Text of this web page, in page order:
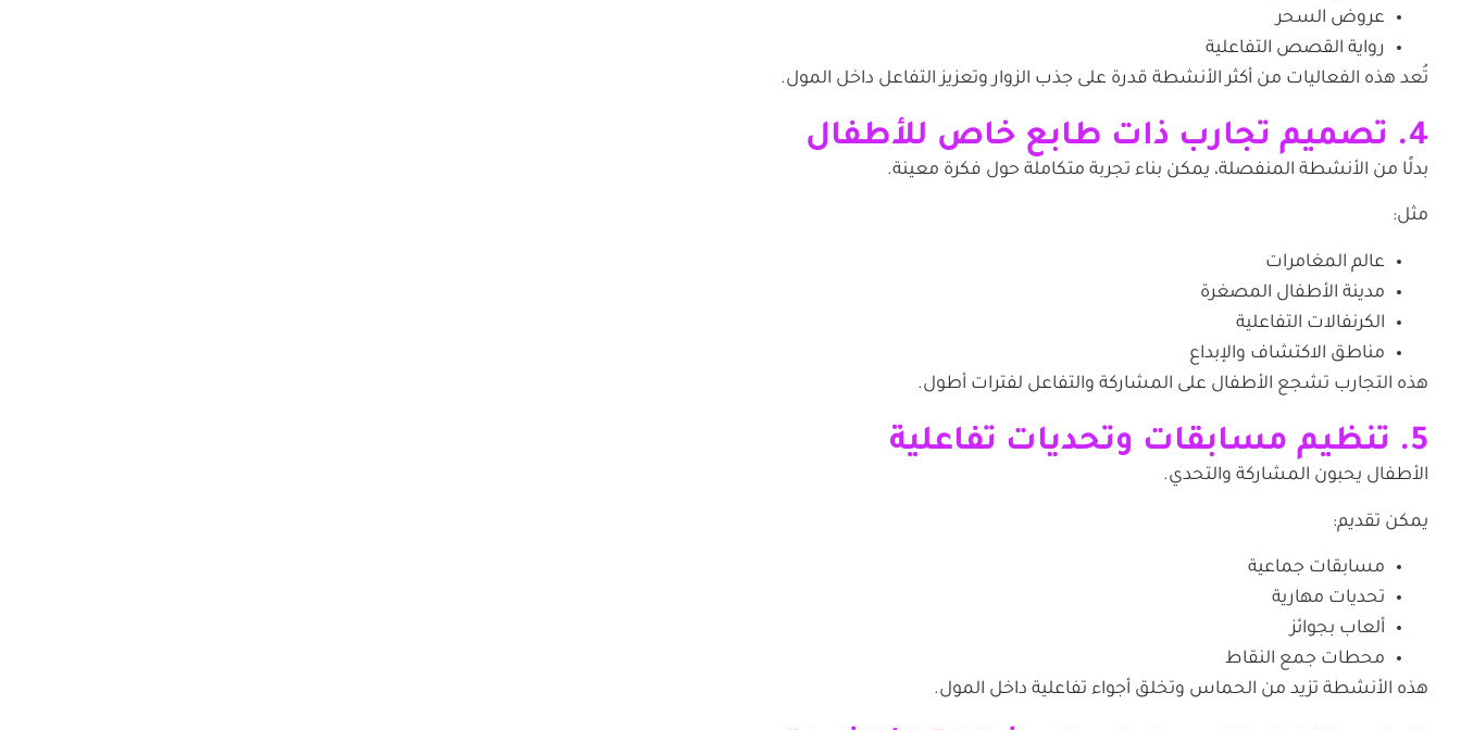
عروض السحر
رواية القصص التفاعلية
تُعد هذه الفعاليات من أكثر الأنشطة قدرة على جذب الزوار وتعزيز التفاعل داخل المول.
4. تصميم تجارب ذات طابع خاص للأطفال
بدلًا من الأنشطة المنفصلة، يمكن بناء تجربة متكاملة حول فكرة معينة.
مثل:
عالم المغامرات
مدينة الأطفال المصغرة
الكرنفالات التفاعلية
مناطق الاكتشاف والإبداع
هذه التجارب تشجع الأطفال على المشاركة والتفاعل لفترات أطول.
5. تنظيم مسابقات وتحديات تفاعلية
الأطفال يحبون المشاركة والتحدي.
يمكن تقديم:
مسابقات جماعية
تحديات مهارية
ألعاب بجوائز
محطات جمع النقاط
هذه الأنشطة تزيد من الحماس وتخلق أجواء تفاعلية داخل المول.